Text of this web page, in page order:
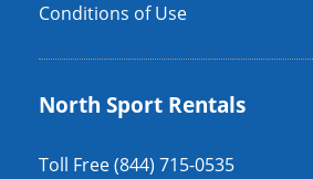
Conditions of Use
North Sport Rentals
Toll Free (844) 715-0535